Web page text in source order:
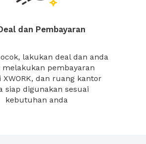
dan Pembayaran
lakukan deal dan anda
melakukan pembayaran
dan ruang kantor
siap digunakan sesuai
kebutuhan anda